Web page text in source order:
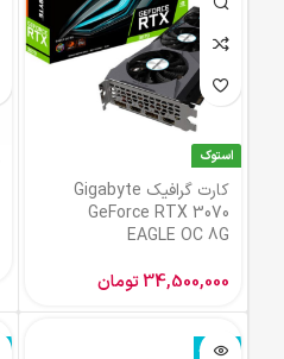
استوک
کارت گرافیک Gigabyte
GeForce RTX 3070
EAGLE OC 8G
34,500,000تومان
ناموجود